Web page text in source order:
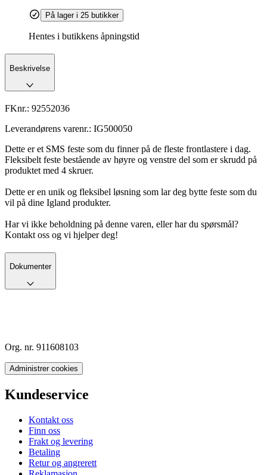
På lager i 25 butikker
Hentes i butikkens åpningstid
Beskrivelse
FKnr.: 92552036
Leverandørens varenr.: IG500050
Dette er et SMS feste som du finner på de fleste frontlastere i dag.
Fleksibelt feste bestående av høyre og venstre del som er skrudd på
produktet med 4 skruer.
Dette er en unik og fleksibel løsning som lar deg bytte feste som du
vil på dine Igland produkter.
Har vi ikke beholdning på denne varen, eller har du spørsmål?
Kontakt oss og vi hjelper deg!
Dokumenter
Org. nr. 911608103
Administrer cookies
Kundeservice
Kontakt oss
Finn oss
Frakt og levering
Betaling
Retur og angrerett